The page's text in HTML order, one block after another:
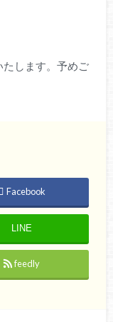
します。予めご
Facebook
LINE
feedly